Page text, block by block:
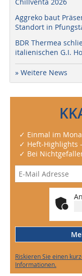
Chillventa 2026
Aggreko baut
Standort in
BDR Thermea
italienischen G.I.
» Weitere News
✓ Einmal im
✓ Heft-Highlights
✓ Bei
Riskieren Sie einen
Informationen.